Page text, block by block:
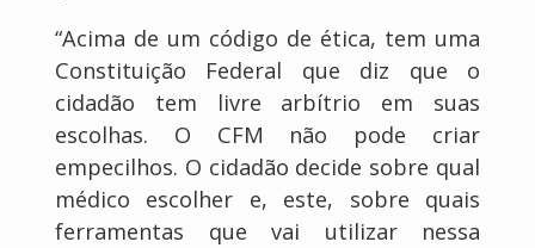
“Acima de um código de ética, tem uma
Constituição Federal que diz que o
cidadão tem livre arbítrio em suas
escolhas. O CFM não pode criar
empecilhos. O cidadão decide sobre qual
médico escolher e, este, sobre quais
ferramentas que vai utilizar nessa